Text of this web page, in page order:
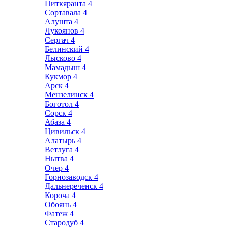
Питкяранта 4
Сортавала 4
Алушта 4
Лукоянов 4
Сергач 4
Белинский 4
Лысково 4
Мамадыш 4
Кукмор 4
Арск 4
Мензелинск 4
Боготол 4
Сорск 4
Абаза 4
Цивильск 4
Алатырь 4
Ветлуга 4
Нытва 4
Очер 4
Горнозаводск 4
Дальнереченск 4
Короча 4
Обоянь 4
Фатеж 4
Стародуб 4